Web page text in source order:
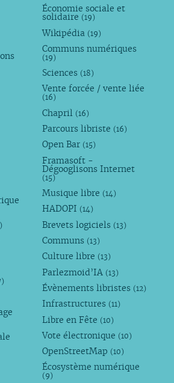
Économie sociale et
solidaire (19)
Wikipédia (19)
Communs numériques
(19)
Sciences (18)
Vente forcée / vente liée
(16)
Chapril (16)
Parcours libriste (16)
Open Bar (15)
Framasoft -
Dégooglisons Internet
(15)
Musique libre (14)
HADOPI (14)
Brevets logiciels (13)
Communs (13)
Culture libre (13)
Parlezmoid’IA (13)
Évènements libristes (12)
Infrastructures (11)
Libre en Fête (10)
Vote électronique (10)
OpenStreetMap (10)
Écosystème numérique
(9)